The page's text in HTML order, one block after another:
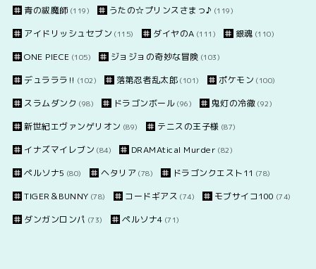
青の祓魔師 (119) うたの☆プリンスさまっ♪ (119)
アイドリッシュセブン (115) ダイヤのA (111) 銀魂 (110)
ONE PIECE (105) ジョジョの奇妙な冒険 (103)
デュラララ!! (102) 落第忍者乱太郎 (101) ポケモン (100)
スラムダンク (98) ドラゴンボール (96) 鬼灯の冷徹 (92)
新世紀エヴァンゲリオン (89) テニスの王子様 (87)
イナズマイレブン (84) DRAMAtical Murder (82)
ペルソナ5 (80) ヘタリア (78) ドラゴンクエスト11 (78)
TIGER＆BUNNY (78) コードギアス (74) モブサイコ100 (74)
ダンガンロンパ (73) ペルソナ4 (71)